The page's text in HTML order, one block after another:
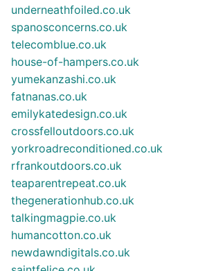
underneathfoiled.co.uk
spanosconcerns.co.uk
telecomblue.co.uk
house-of-hampers.co.uk
yumekanzashi.co.uk
fatnanas.co.uk
emilykatedesign.co.uk
crossfelloutdoors.co.uk
yorkroadreconditioned.co.uk
rfrankoutdoors.co.uk
teaparentrepeat.co.uk
thegenerationhub.co.uk
talkingmagpie.co.uk
humancotton.co.uk
newdawndigitals.co.uk